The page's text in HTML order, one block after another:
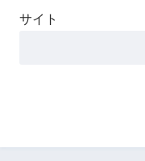
サイト